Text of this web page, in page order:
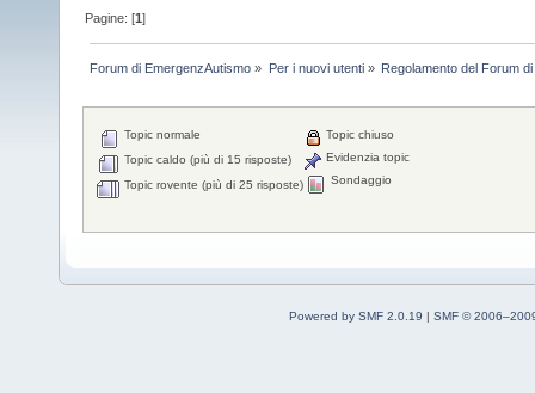
Pagine: [1]
Forum di EmergenzAutismo » Per i nuovi utenti» Regolamento del Forum
Topic normale
Topic caldo (più di 15 risposte)
Topic rovente (più di 25 risposte)
Topic chiuso
Evidenzia topic
Sondaggio
Powered by SMF 2.0.19
SMF ©